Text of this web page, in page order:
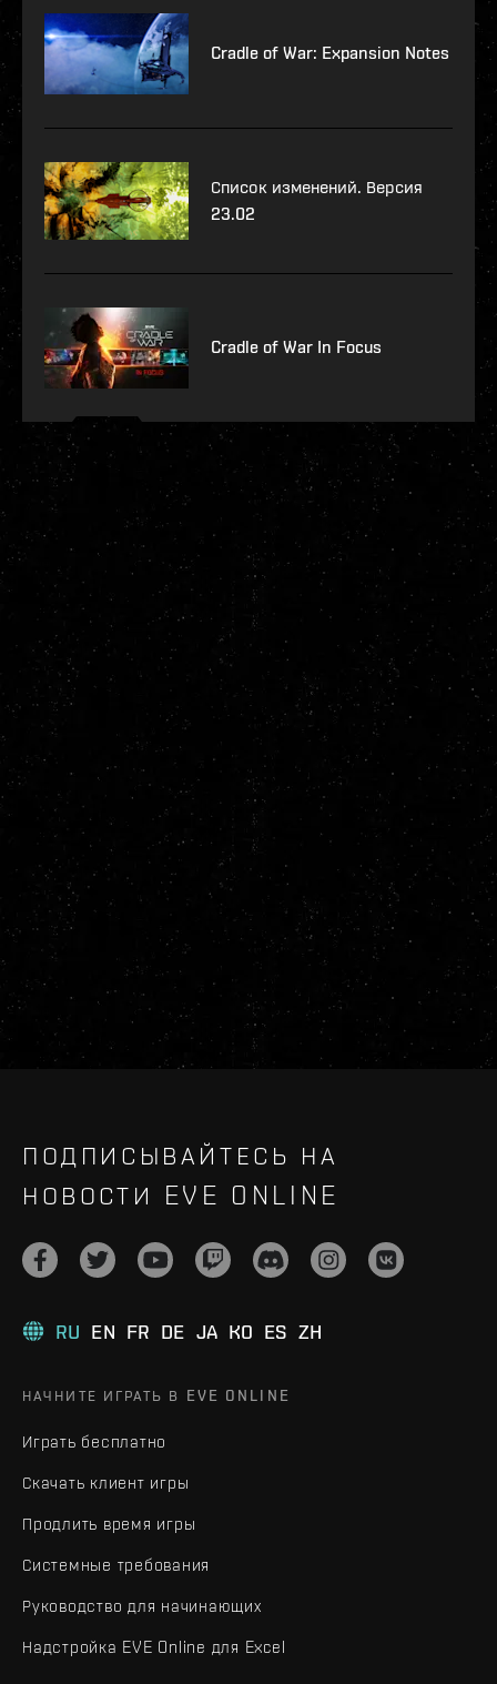
Cradle of War: Expansion Notes
Список изменений. Версия
23.02
Cradle of War In Focus
ПОДПИСЫВАЙТЕСЬ НА
НОВОСТИ EVE ONLINE
RU EN FR DE JA KO ES ZH
НАЧНИТЕ ИГРАТЬ В EVE ONLINE
Играть бесплатно
Скачать клиент игры
Продлить время игры
Системные требования
Руководство для начинающих
Надстройка EVE Online для Excel